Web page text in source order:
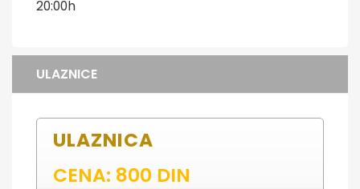
20:00h
ULAZNICE
ULAZNICA
CENA: 800 DIN